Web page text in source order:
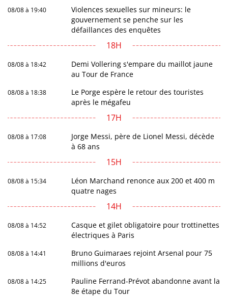
08/08 à 19:40
Violences sexuelles sur mineurs: le
gouvernement se penche sur les
défaillances des enquêtes
18H
08/08 à 18:42
Demi Vollering s'empare du maillot jaune
au Tour de France
08/08 à 18:38
Le Porge espère le retour des touristes
après le mégafeu
17H
08/08 à 17:08
Jorge Messi, père de Lionel Messi, décède
à 68 ans
15H
08/08 à 15:34
Léon Marchand renonce aux 200 et 400 m
quatre nages
14H
08/08 à 14:52
Casque et gilet obligatoire pour trottinettes
électriques à Paris
08/08 à 14:41
Bruno Guimaraes rejoint Arsenal pour 75
millions d'euros
08/08 à 14:25
Pauline Ferrand-Prévot abandonne avant la
8e étape du Tour